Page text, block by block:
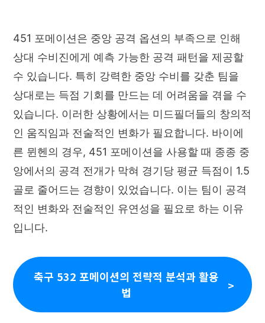
451 포메이션은 중앙 공격 옵션의 부족으로 인해
상대 수비진에게 예측 가능한 공격 패턴을 제공할
수 있습니다. 특히 강력한 중앙 수비를 갖춘 팀을
상대로는 득점 기회를 만드는 데 어려움을 겪을 수
있습니다. 이러한 상황에서는 미드필더들의 창의적
인 움직임과 전술적인 변화가 필요합니다. 바이에
른 뮌헨의 경우, 451 포메이션을 사용할 때 종종 중
앙에서의 공격 전개가 막혀 경기당 평균 득점이 1.5
골로 줄어드는 경향이 있었습니다. 이는 팀이 공격
적인 변화와 전술적인 유연성을 필요로 하는 이유
입니다.
축구 532 포메이션의 전략적 분석과 활용
법